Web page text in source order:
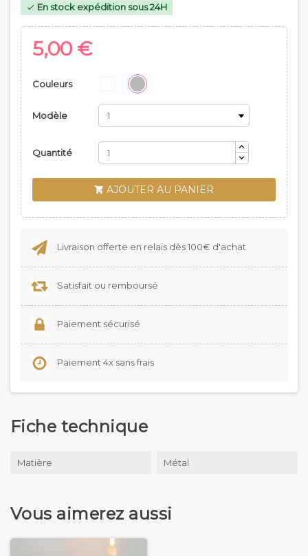
 En stock expédition sous 24H
5,00 €
Couleurs
Modèle
Quantité
 AJOUTER AU PANIER
Livraison offerte en relais dès 100€ d'achat
Satisfait ou remboursé
Paiement sécurisé
Paiement 4x sans frais
Fiche technique
Matière Métal
Vous aimerez aussi